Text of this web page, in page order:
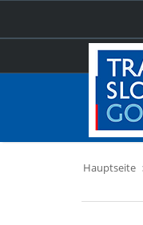
Hauptseite